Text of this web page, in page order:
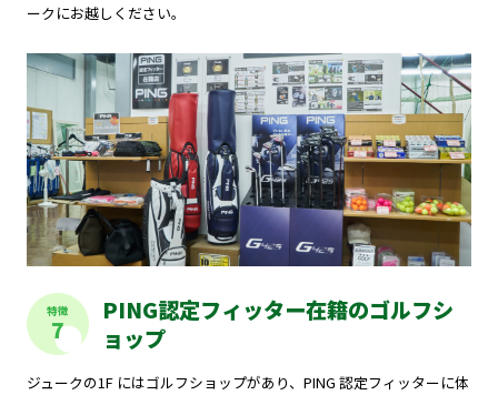
ークにお越しください。
特徴
7
PING認定フィッター在籍のゴルフシ
ョップ
ジュークの1F にはゴルフショップがあり、PING 認定フィッターに体